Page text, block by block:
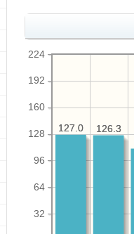
32
64
96
128
160
192
224
126.3
127.0 126.3
127.0